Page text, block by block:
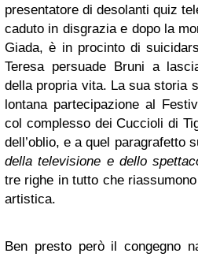
presentatore di desolanti quiz
caduto in disgrazia e dopo la
Giada, è in procinto di
Teresa persuade Bruni a
della propria vita. La sua storia
lontana partecipazione al
col complesso dei Cuccioli di
dell’oblio, e a quel paragrafetto
della televisione e dello
tre righe in tutto che
artistica.
Ben presto però il congegno